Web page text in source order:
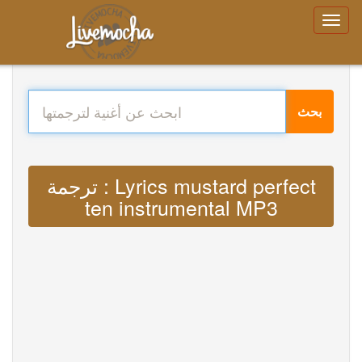
بحث
ترجمة : Lyrics mustard perfect
ten instrumental MP3